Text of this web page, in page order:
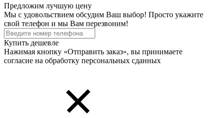
Предложим лучшую цену
Мы с удовольствием обсудим Ваш выбор! Просто укажите
свой телефон и мы Вам перезвоним!
Купить дешевле
Нажимая кнопку «Отправить заказ», вы принимаете
согласие на обработку персональных cданных